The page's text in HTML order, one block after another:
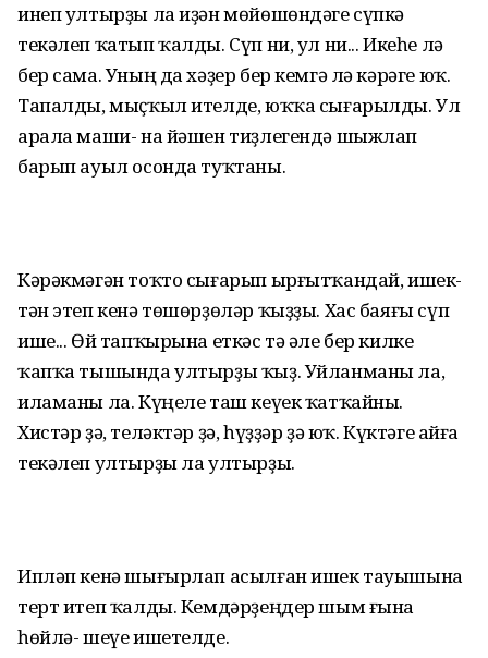
инеп ултырҙы ла иҙән мөйөшөндәге сүпкә
текәлеп ҡатып ҡалды. Сүп ни, ул ни... Икеһе лә
бер сама. Уның да хәҙер бер кемгә лә кәрәге юҡ.
Тапалды, мыҫҡыл ителде, юҡҡа сығарылды. Ул
арала маши- на йәшен тиҙлегендә шыжлап
барып ауыл осонда туҡтаны.
Кәрәкмәгән тоҡто сығарып ырғытҡандай, ишек-
тән этеп кенә төшөрҙөләр ҡыҙҙы. Хас баяғы сүп
ише... Өй тапҡырына еткәс тә әле бер килке
ҡапҡа тышында ултырҙы ҡыҙ. Уйланманы ла,
иламаны ла. Күңеле таш кеүек ҡатҡайны.
Хистәр ҙә, теләктәр ҙә, һүҙҙәр ҙә юҡ. Күктәге айға
текәлеп ултырҙы ла ултырҙы.
Ипләп кенә шығырлап асылған ишек тауышына
терт итеп ҡалды. Кемдәрҙеңдер шым ғына
һөйлә- шеүе ишетелде.